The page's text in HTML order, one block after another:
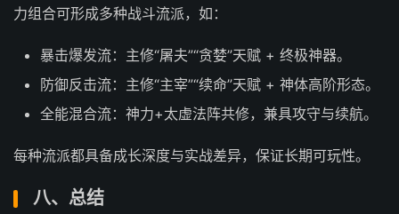
力组合可形成多种战斗流派，如：
暴击爆发流：主修“屠夫”“贪婪”天赋 + 终极神器。
防御反击流：主修“主宰”“续命”天赋 + 神体高阶形态。
全能混合流：神力+太虚法阵共修，兼具攻守与续航。
每种流派都具备成长深度与实战差异，保证长期可玩性。
八、总结